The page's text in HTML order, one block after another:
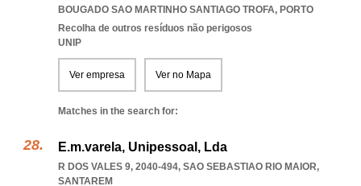
BOUGADO SAO MARTINHO SANTIAGO TROFA, PORTO
Recolha de outros resíduos não perigosos
UNIP
Ver empresa Ver no Mapa
Matches in the search for:
E.m.varela, Unipessoal, Lda
R DOS VALES 9, 2040-494, SAO SEBASTIAO RIO MAIOR,
SANTAREM